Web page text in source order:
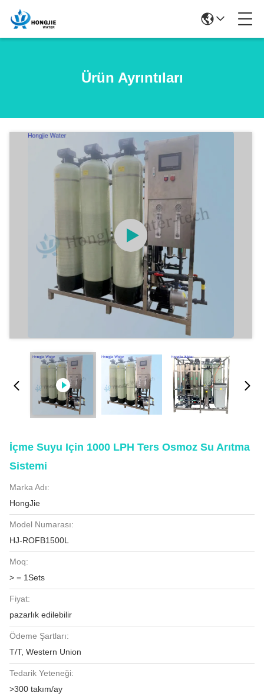
Ürün Ayrıntıları
İçme Suyu Için 1000 LPH Ters Osmoz Su Arıtma
Sistemi
Marka Adı:
HongJie
Model Numarası:
HJ-ROFB1500L
Moq:
> = 1Sets
Fiyat:
pazarlık edilebilir
Ödeme Şartları:
T/T, Western Union
Tedarik Yeteneği:
>300 takım/ay